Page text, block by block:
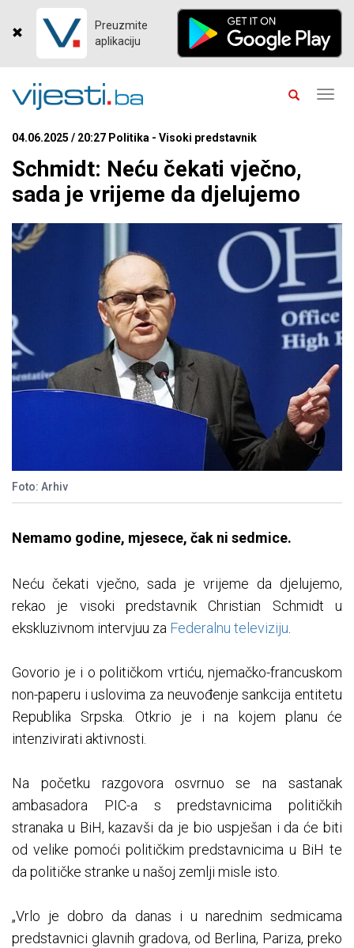
Preuzmite
aplikaciju
04.06.2025 / 20:27 Politika - Visoki predstavnik
Schmidt: Neću čekati vječno,
sada je vrijeme da djelujemo
Foto: Arhiv
Nemamo godine, mjesece, čak ni sedmice.
Neću čekati vječno, sada je vrijeme da djelujemo,
rekao je visoki predstavnik Christian Schmidt u
ekskluzivnom intervjuu za Federalnu televiziju.
Govorio je i o političkom vrtiću, njemačko-francuskom
non-paperu i uslovima za neuvođenje sankcija entitetu
Republika Srpska. Otkrio je i na kojem planu će
intenzivirati aktivnosti.
Na početku razgovora osvrnuo se na sastanak
ambasadora PIC-a s predstavnicima političkih
stranaka u BiH, kazavši da je bio uspješan i da će biti
od velike pomoći političkim predstavnicima u BiH te
da političke stranke u našoj zemlji misle isto.
„Vrlo je dobro da danas i u narednim sedmicama
predstavnici glavnih gradova, od Berlina, Pariza, preko